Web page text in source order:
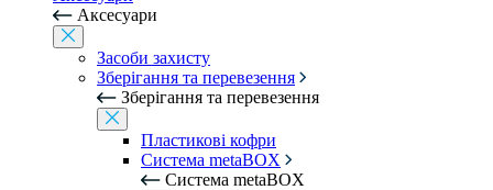
Аксесуари
Засоби захисту
Зберігання та перевезення
Зберігання та перевезення
Пластикові кофри
Система metaBOX
Система metaBOX